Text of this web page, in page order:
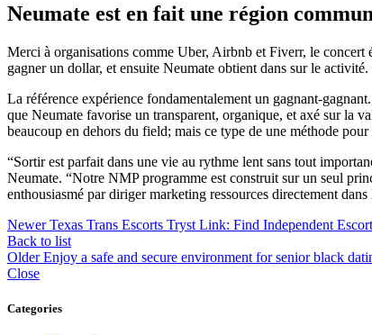
Neumate est en fait une région
Merci à organisations comme Uber, Airbnb et Fiverr, le concert
gagner un dollar, et ensuite Neumate obtient dans sur le
La référence expérience fondamentalement un gagnant-
que Neumate favorise un transparent, organique, et axé sur la
beaucoup en dehors du field; mais ce type de une méthode
“Sortir est parfait dans une vie au rythme lent sans tout
Neumate. “Notre NMP programme est construit sur un seul
enthousiasmé par diriger marketing ressources directement
Newer Texas Trans Escorts Tryst Link: Find Independent
Back to list
Older Enjoy a safe and secure environment for senior black
Close
Categories